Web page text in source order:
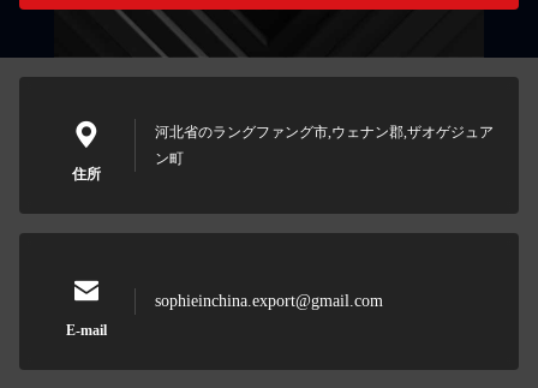
住所
河北省のラングファング市,ウェナン郡,ザオゲジュア
ン町
E-mail
sophieinchina.export@gmail.com